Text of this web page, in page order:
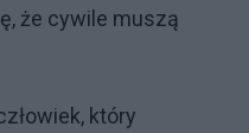
że cywile muszą
który